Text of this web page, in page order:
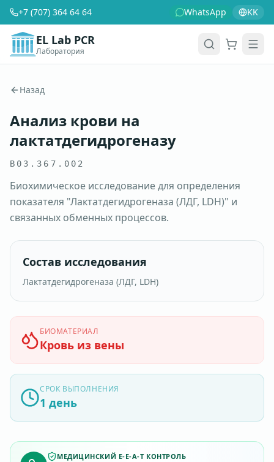
+7 (707) 364 64 64 WhatsApp KK
EL Lab PCR
Лаборатория
Назад
Анализ крови на
лактатдегидрогеназу
B03.367.002
Биохимическое исследование для определения
показателя "Лактатдегидрогеназа (ЛДГ, LDH)" и
связанных обменных процессов.
Состав исследования
Лактатдегидрогеназа (ЛДГ, LDH)
БИОМАТЕРИАЛ
Кровь из вены
СРОК ВЫПОЛНЕНИЯ
1 день
МЕДИЦИНСКИЙ E-E-A-T КОНТРОЛЬ